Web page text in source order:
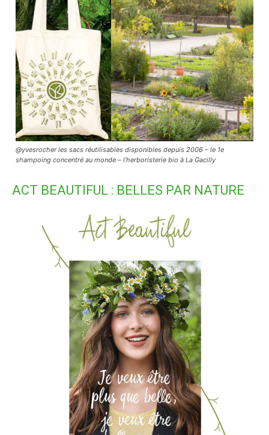
@yvesrocher les sacs réutilisables disponibles depuis 2006 – le 1e
shampoing concentré au monde – l’herboristerie bio à La Gacilly
ACT BEAUTIFUL : BELLES PAR NATURE